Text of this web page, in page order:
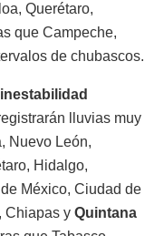
Querétaro,
que Campeche,
de chubascos.
lluvias muy
Nuevo León,
Hidalgo,
México, Ciudad de
Chiapas y Quintana